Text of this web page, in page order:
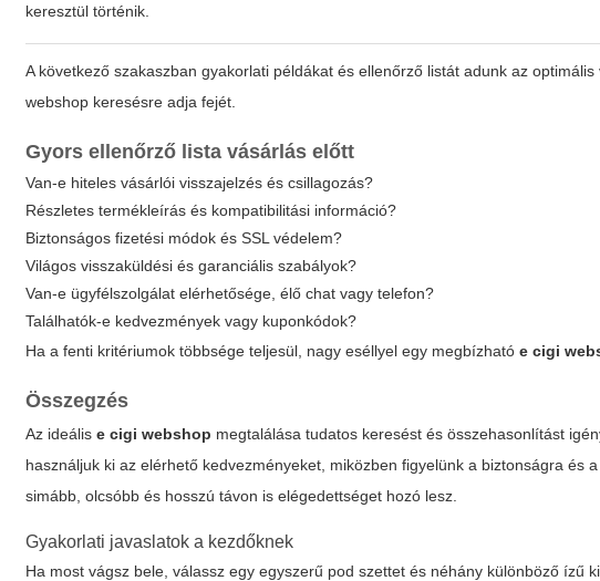
keresztül történik.
A következő szakaszban gyakorlati példákat és ellenőrző listát adunk az
webshop keresésre adja fejét.
Gyors ellenőrző lista vásárlás előtt
Van-e hiteles vásárlói visszajelzés és csillagozás?
Részletes termékleírás és kompatibilitási információ?
Biztonságos fizetési módok és SSL védelem?
Világos visszaküldési és garanciális szabályok?
Van-e ügyfélszolgálat elérhetősége, élő chat vagy telefon?
Találhatók-e kedvezmények vagy kuponkódok?
Ha a fenti kritériumok többsége teljesül, nagy eséllyel egy megbízhatóe cigi
Összegzés
Az ideálise cigi webshop megtalálása tudatos keresést és összehasonlítást
használjuk ki az elérhető kedvezményeket, miközben figyelünk a biztonságra és
simább, olcsóbb és hosszú távon is elégedettséget hozó lesz.
Gyakorlati javaslatok a kezdőknek
Ha most vágsz bele, válassz egy egyszerű pod szettet és néhány különböző ízű